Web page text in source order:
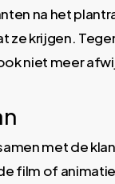
na het
ze krijgen.
niet meer
met de
film of